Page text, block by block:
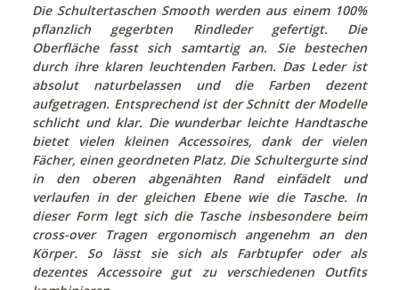
Die Schultertaschen Smooth werden aus einem 100%
pflanzlich gegerbten Rindleder gefertigt. Die
Oberfläche fasst sich samtartig an. Sie bestechen
durch ihre klaren leuchtenden Farben. Das Leder ist
absolut naturbelassen und die Farben dezent
aufgetragen. Entsprechend ist der Schnitt der Modelle
schlicht und klar. Die wunderbar leichte Handtasche
bietet vielen kleinen Accessoires, dank der vielen
Fächer, einen geordneten Platz. Die Schultergurte sind
in den oberen abgenähten Rand einfädelt und
verlaufen in der gleichen Ebene wie die Tasche. In
dieser Form legt sich die Tasche insbesondere beim
cross-over Tragen ergonomisch angenehm an den
Körper. So lässt sie sich als Farbtupfer oder als
dezentes Accessoire gut zu verschiedenen Outfits